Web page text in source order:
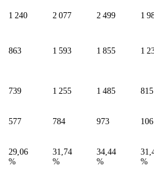
1 240 2 077 2 499 1
863 1 593 1 855 1
739 1 255 1 485 815
577 784 973 106
29,06
%
31,74
%
34,44
%
%